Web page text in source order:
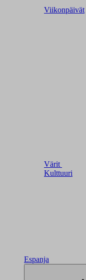
Viikonpäivät
Värit
Kulttuuri
Espanja